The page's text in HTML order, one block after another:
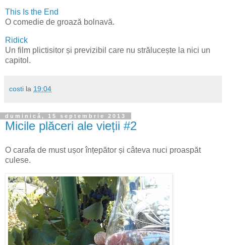
This Is the End
O comedie de groază bolnavă.
Ridick
Un film plictisitor și previzibil care nu strălucește la nici un
capitol.
costi la 19:04
duminică, 15 septembrie 2013
Micile plăceri ale vieții #2
O carafa de must ușor înțepător și câteva nuci proaspăt
culese.